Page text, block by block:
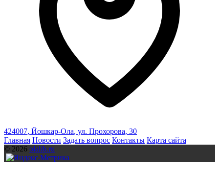
424007, Йошкар-Ола, ул. Прохорова, 30
Главная Новости Задать вопрос Контакты Карта сайта
© 2026 olalib.ru